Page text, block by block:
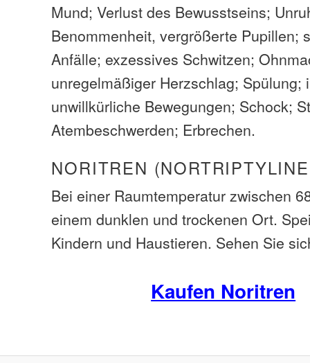
Mund; Verlust des Bewusstseins;
Benommenheit, vergrößerte Pupillen;
Anfälle; exzessives Schwitzen;
unregelmäßiger Herzschlag; Spülung;
unwillkürliche Bewegungen; Schock;
Atembeschwerden; Erbrechen.
NORITREN
Bei einer Raumtemperatur zwischen
einem dunklen und trockenen Ort.
Kindern und Haustieren. Sehen Sie
Kaufen Noritren